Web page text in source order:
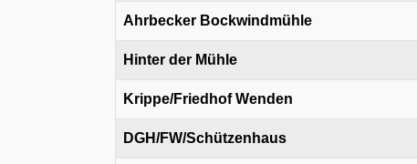
Ahrbecker Bockwindmühle
Hinter der Mühle
Krippe/Friedhof Wenden
DGH/FW/Schützenhaus